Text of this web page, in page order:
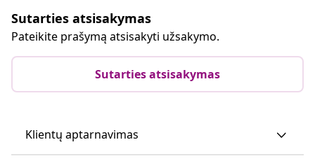
Sutarties atsisakymas
Pateikite prašymą atsisakyti užsakymo.
Sutarties atsisakymas
Klientų aptarnavimas